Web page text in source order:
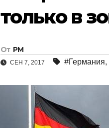
только в
От РМ
СЕН 7, 2017 #Германия,